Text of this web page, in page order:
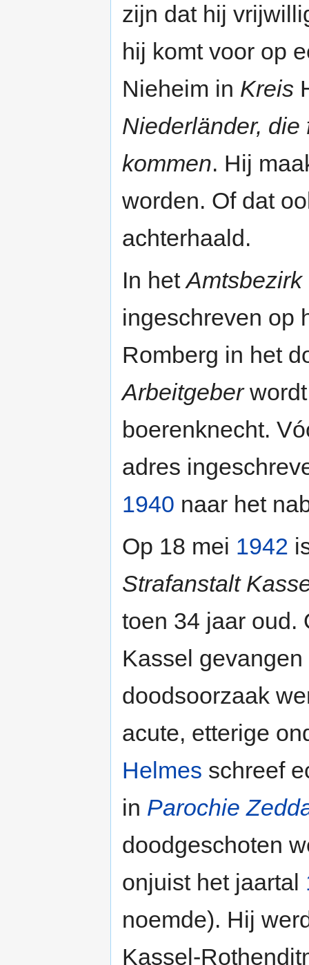
zijn dat hij
hij komt voor op
Nieheim in Kreis
Niederländer,
kommen. Hij
worden. Of dat
achterhaald.
In hetAmtsbezirk
ingeschreven op
Romberg in het
Arbeitgeberwordt
boerenknecht.
adres
1940 naar het
Op 18 mei 1942
Strafanstalt
toen 34 jaar oud.
Kassel
doodsoorzaak
acute, etterige
Helmes schreef
in Parochie
doodgeschoten
onjuist het jaartal
noemde). Hij
Kassel-